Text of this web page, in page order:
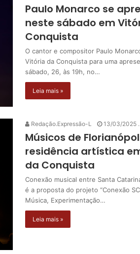
Paulo Monarco se
neste sábado em
Conquista
O cantor e compositor Paulo
Vitória da Conquista para uma
sábado, 26, às 19h, no…
Leia mais »
Redação.Expressão-L 13/03/2025 .
Músicos de
residência artística
da Conquista
Conexão musical entre Santa
é a proposta do projeto “Conexão
Música, Experimentação…
Leia mais »